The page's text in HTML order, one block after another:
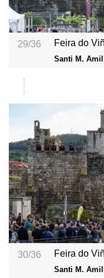
29/36 Feira do
Santi M. Amil
30/36 Feira do
Santi M. Amil